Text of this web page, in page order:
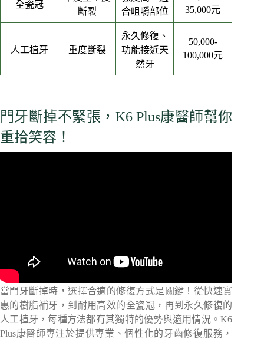
全瓷冠
斷裂
合咀嚼部位
35,000元
人工植牙 重度斷裂
永久修復、
功能接近天
然牙
50,000-
100,000元
門牙斷掉不緊張，K6 Plus康醫師幫你
重拾笑容！
當門牙斷掉時，選擇合適的修復方式是關鍵！從快速實
惠的樹脂補牙，到耐用高效的全瓷冠，再到永久修復的
人工植牙，每種方法都有其獨特的優勢與適用情況。K6
Plus康醫師專注於提供專業、個性化的牙齒修復服務，